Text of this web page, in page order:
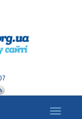
Toggle
navigation